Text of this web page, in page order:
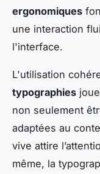
ergonomiques
une interaction
l'interface.
L'utilisation
typographies
non seulement
adaptées au
vive attire
même, la